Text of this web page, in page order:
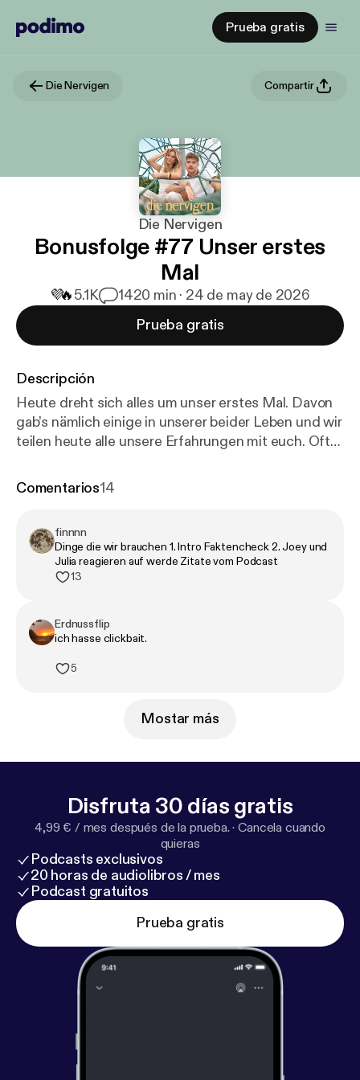
Prueba gratis
Die Nervigen Compartir
Die Nervigen
Bonusfolge #77 Unser erstes
Mal
💜🔥5.1K 1420 min · 24 de may de 2026
Prueba gratis
Descripción
Heute dreht sich alles um unser erstes Mal. Davon
gab’s nämlich einige in unserer beider Leben und wir
teilen heute alle unsere Erfahrungen mit euch. Oft
erwarten, dass alles reibungslos klappt, aber das
das bei uns alles so ablief. Schicke deine Story für
den Kummerkasten an
dienervigenfanmail@gmail.com . Eine neue
Podimo.🧡
Comentarios14
finnnn
Dinge die wir brauchen 1. Intro Faktencheck 2. Joey und
Julia reagieren auf werde Zitate vom Podcast
13
Erdnussflip
ich hasse clickbait.
5
Mostar más
Disfruta 30 días gratis
4,99 € / mes después de la prueba. ·Cancela cuando
quieras
Podcasts exclusivos
20 horas de audiolibros / mes
Podcast gratuitos
Prueba gratis